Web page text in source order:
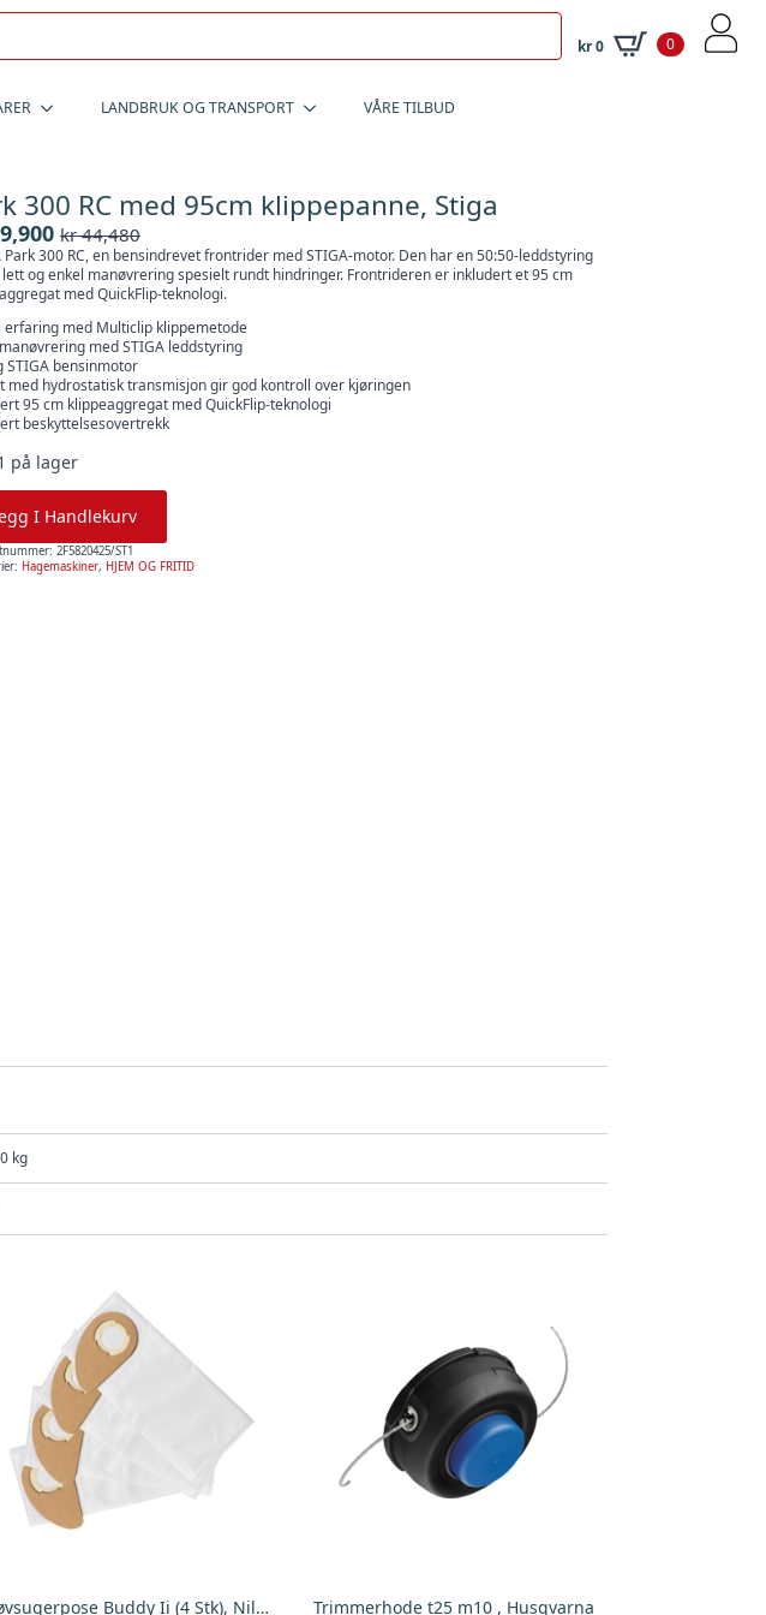
kr0 0
LANDBRUK OG TRANSPORT VÅRE TILBUD
300 RC med 95cm klippepanne, Stiga
kr44,480
Park 300 RC, en bensindrevet frontrider med STIGA-motor. Den har en 50:50-leddstyring
og enkel manøvrering spesielt rundt hindringer. Frontrideren er inkludert et 95 cm
med QuickFlip-teknologi.
erfaring med Multiclip klippemetode
med STIGA leddstyring
STIGA bensinmotor
med hydrostatisk transmisjon gir god kontroll over kjøringen
95 cm klippeaggregat med QuickFlip-teknologi
beskyttelsesovertrekk
på lager
I Handlekurv
2F5820425/ST1
Hagemaskiner, HJEM OG FRITID
kg
Støvsugerpose Buddy Ii (4 Stk), Nilfisk Trimmerhode t25 m10 , Husqvarna